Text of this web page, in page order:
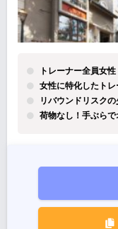
トレーナー全員女性
女性に特化したト
リバウンドリスクの
荷物なし！手ぶらで